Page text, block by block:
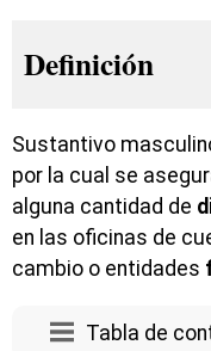
Definición
Sustantivo
por la cual se
alguna cantidad de
en las oficinas de
cambio o entidades
Tabla de